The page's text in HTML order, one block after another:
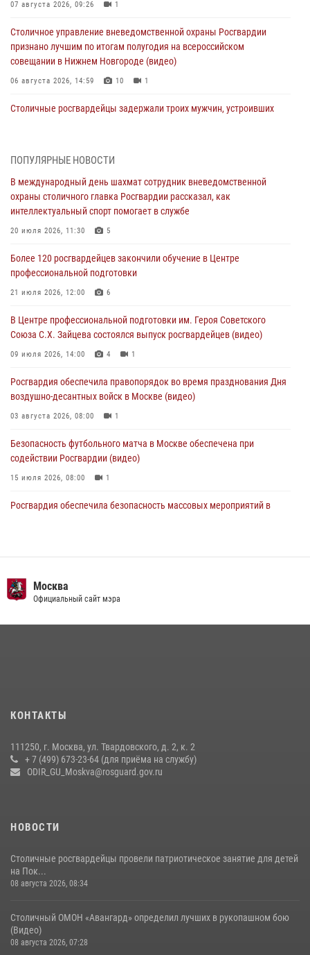
07 августа 2026, 09:26 1
Столичное управление вневедомственной охраны Росгвардии
признано лучшим по итогам полугодия на всероссийском
совещании в Нижнем Новгороде (видео)
06 августа 2026, 14:59 10 1
Столичные росгвардейцы задержали троих мужчин, устроивших
матче в Москве обеспечила Росгвардия (видео)
06 августа 2026, 08:30
Столичные росгвардейцы задержали мужчину, устроившего дебош
05 августа 2026, 12:39
Московские росгвардейцы обеспечили безопасность проведения
05 августа 2026, 12:35
Делегация МВД Республики Беларусь ознакомилась с передовыми
04 августа 2026, 18:16 5
ПОПУЛЯРНЫЕ НОВОСТИ
В международный день шахмат сотрудник вневедомственной
охраны столичного главка Росгвардии рассказал, как
интеллектуальный спорт помогает в службе
20 июля 2026, 11:30 5
Более 120 росгвардейцев закончили обучение в Центре
профессиональной подготовки
21 июля 2026, 12:00 6
В Центре профессиональной подготовки им. Героя Советского
Союза С.Х. Зайцева состоялся выпуск росгвардейцев (видео)
09 июля 2026, 14:00 4 1
Росгвардия обеспечила правопорядок во время празднования Дня
воздушно-десантных войск в Москве (видео)
03 августа 2026, 08:00 1
Безопасность футбольного матча в Москве обеспечена при
содействии Росгвардии (видео)
15 июля 2026, 08:00 1
Росгвардия обеспечила безопасность массовых мероприятий в
чемпионат по самбо (виео)
15 июля 2026, 14:00 8
районе Китай-города (видео)
Охрану общественного порядка и безопасность на футбольном
Москва
Официальный сайт мэра
КОНТАКТЫ
111250, г. Москва, ул. Твардовского, д. 2, к. 2
+ 7 (499) 673-23-64 (для приёма на службу)
ODIR_GU_Moskva@rosguard.gov.ru
НОВОСТИ
Столичные росгвардейцы провели патриотическое занятие для детей
на Пок...
08 августа 2026, 08:34
Столичный ОМОН «Авангард» определил лучших в рукопашном бою
(Видео)
08 августа 2026, 07:28